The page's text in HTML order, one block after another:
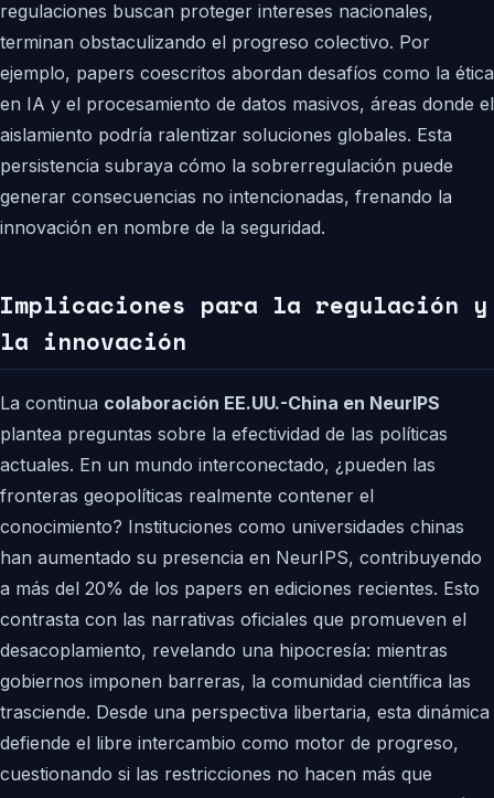
regulaciones buscan proteger intereses nacionales,
terminan obstaculizando el progreso colectivo. Por
ejemplo, papers coescritos abordan desafíos como la ética
en IA y el procesamiento de datos masivos, áreas donde el
aislamiento podría ralentizar soluciones globales. Esta
persistencia subraya cómo la sobrerregulación puede
generar consecuencias no intencionadas, frenando la
innovación en nombre de la seguridad.
Implicaciones para la regulación y
la innovación
La continua colaboración EE.UU.-China en NeurIPS
plantea preguntas sobre la efectividad de las políticas
actuales. En un mundo interconectado, ¿pueden las
fronteras geopolíticas realmente contener el
conocimiento? Instituciones como universidades chinas
han aumentado su presencia en NeurIPS, contribuyendo
a más del 20% de los papers en ediciones recientes. Esto
contrasta con las narrativas oficiales que promueven el
desacoplamiento, revelando una hipocresía: mientras
gobiernos imponen barreras, la comunidad científica las
trasciende. Desde una perspectiva libertaria, esta dinámica
defiende el libre intercambio como motor de progreso,
cuestionando si las restricciones no hacen más que